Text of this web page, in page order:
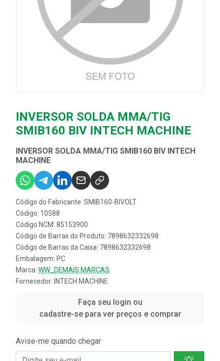
INVERSOR SOLDA MMA/TIG
SMIB160 BIV INTECH MACHINE
INVERSOR SOLDA MMA/TIG SMIB160 BIV INTECH
MACHINE
Código do Fabricante: SMIB160-BIVOLT
Código: 10588
Código NCM: 85153900
Código de Barras do Produto: 7898632332698
Código de Barras da Caixa: 7898632332698
Embalagem: PC
Marca: WW_DEMAIS MARCAS
Fornecedor: INTECH MACHINE
Faça seu login ou
cadastre-se para ver preços e comprar
Avise-me quando chegar